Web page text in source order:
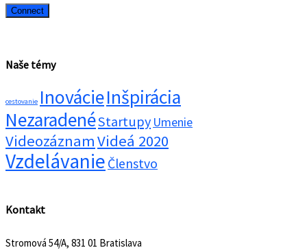
Naše témy
cestovanie InovácieInšpirácia
NezaradenéStartupy Umenie
VideozáznamVideá 2020
Vzdelávanie Členstvo
Kontakt
Stromová 54/A, 831 01 Bratislava